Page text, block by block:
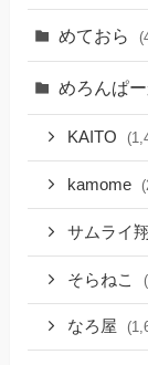
めておら
めろんぱ
KAITO
kamome
サムライ翔
そらねこ
なろ屋